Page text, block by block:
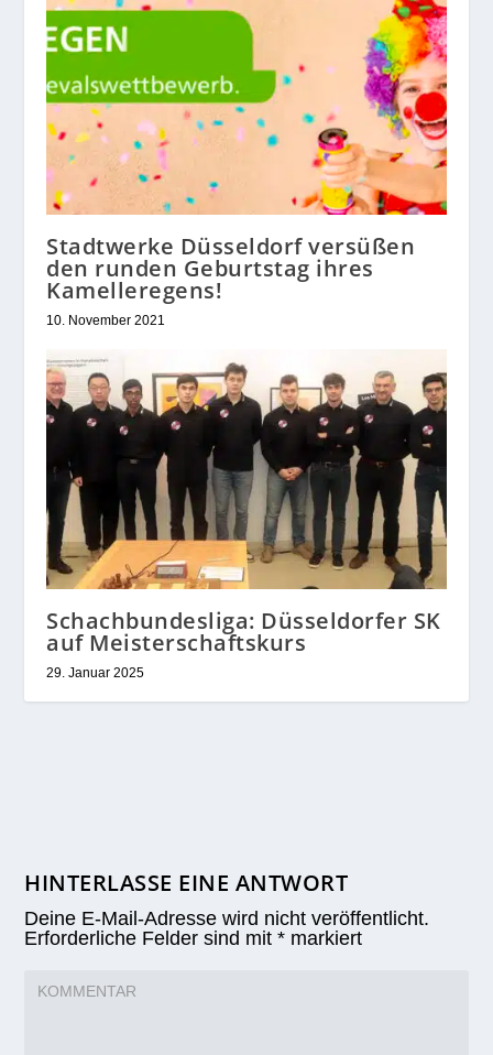
Stadtwerke Düsseldorf versüßen
den runden Geburtstag ihres
Kamelleregens!
10. November 2021
Schachbundesliga: Düsseldorfer SK
auf Meisterschaftskurs
29. Januar 2025
HINTERLASSE EINE ANTWORT
Deine E-Mail-Adresse wird nicht veröffentlicht.
Erforderliche Felder sind mit* markiert